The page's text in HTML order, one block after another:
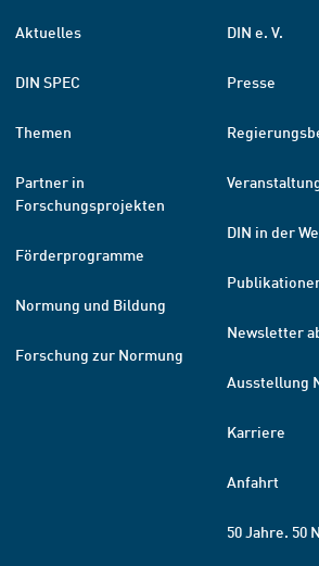
Aktuelles
DIN SPEC
Themen
Partner in
Forschungsprojekten
Förderprogramme
Normung und Bildung
Forschung zur Normung
DIN e. V.
Presse
DIN in der
Newsletter
Ausstellung
Karriere
Anfahrt
50 Jahre. 50